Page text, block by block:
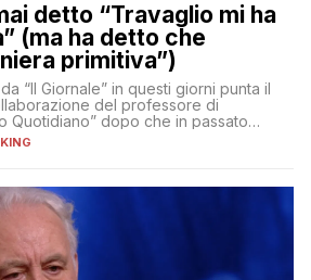
detto “Travaglio mi ha
(ma ha detto che
primitiva”)
“Il Giornale” in questi giorni punta il
del professore di
Quotidiano” dopo che in passato